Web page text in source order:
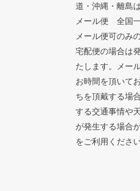
道・沖縄・離島
メール便 全国
メール便可のみ
宅配便の場合は
たします。メー
お時間を頂いて
ちを頂戴する場
する交通事情や
が発生する場合
をご利用ください